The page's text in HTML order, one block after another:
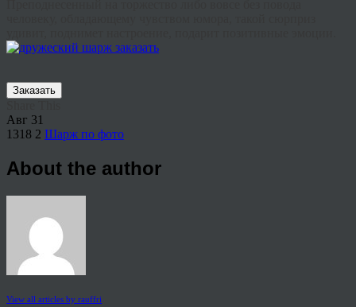
Заказать
Авг 31
1318 2 Шарж по фото
About the author
View all articles by rauffri